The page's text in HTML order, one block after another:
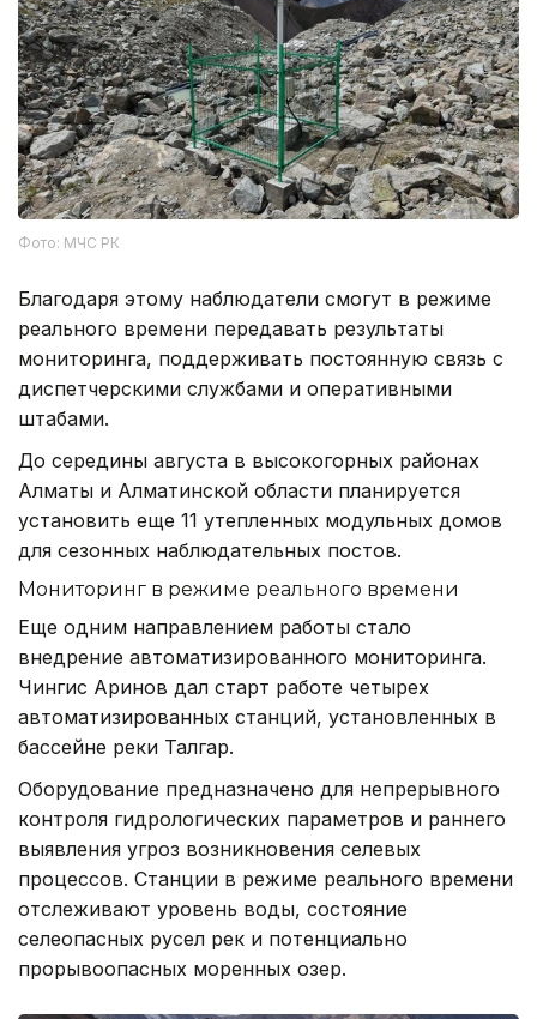
Фото: МЧС РК
Благодаря этому наблюдатели смогут в режиме
реального времени передавать результаты
мониторинга, поддерживать постоянную связь с
диспетчерскими службами и оперативными
штабами.
До середины августа в высокогорных районах
Алматы и Алматинской области планируется
установить еще 11 утепленных модульных домов
для сезонных наблюдательных постов.
Мониторинг в режиме реального времени
Еще одним направлением работы стало
внедрение автоматизированного мониторинга.
Чингис Аринов дал старт работе четырех
автоматизированных станций, установленных в
бассейне реки Талгар.
Оборудование предназначено для непрерывного
контроля гидрологических параметров и раннего
выявления угроз возникновения селевых
процессов. Станции в режиме реального времени
отслеживают уровень воды, состояние
селеопасных русел рек и потенциально
прорывоопасных моренных озер.